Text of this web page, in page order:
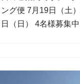
ング便 7月19日（土
日（日） 4名様募集